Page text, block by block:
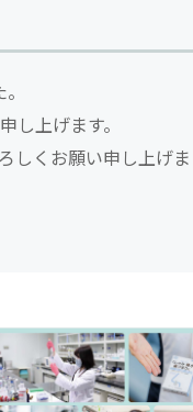
上げます。
しくお願い申し上げま